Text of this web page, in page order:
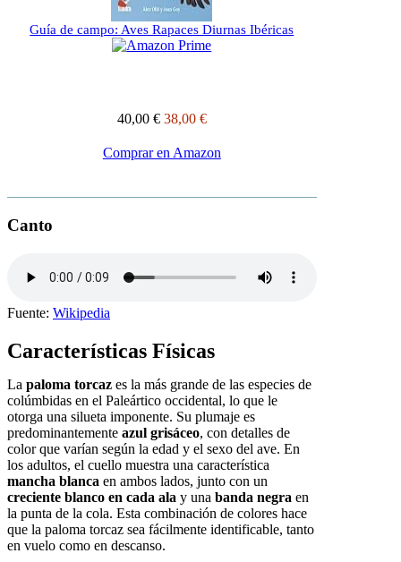
Guía de campo: Aves Rapaces Diurnas Ibéricas
40,00 € 38,00 €
Comprar en Amazon
Canto
Fuente: Wikipedia
Características Físicas
La paloma torcaz es la más grande de las especies de
colúmbidas en el Paleártico occidental, lo que le
otorga una silueta imponente. Su plumaje es
predominantemente azul grisáceo, con detalles de
color que varían según la edad y el sexo del ave. En
los adultos, el cuello muestra una característica
mancha blanca en ambos lados, junto con un
creciente blanco en cada ala y una banda negra en
la punta de la cola. Esta combinación de colores hace
que la paloma torcaz sea fácilmente identificable, tanto
en vuelo como en descanso.